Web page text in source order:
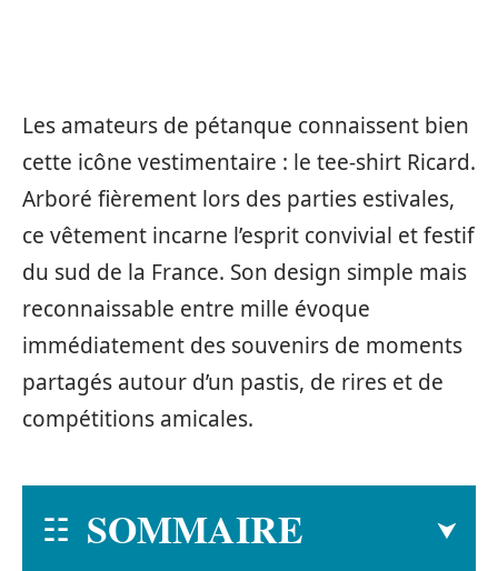
Les amateurs de pétanque connaissent bien
cette icône vestimentaire : le tee-shirt Ricard.
Arboré fièrement lors des parties estivales,
ce vêtement incarne l’esprit convivial et festif
du sud de la France. Son design simple mais
reconnaissable entre mille évoque
immédiatement des souvenirs de moments
partagés autour d’un pastis, de rires et de
compétitions amicales.
SOMMAIRE